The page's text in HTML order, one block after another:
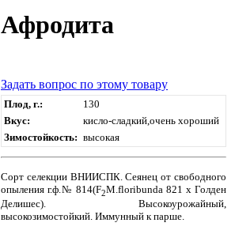
Афродита
Задать вопрос по этому товару
Плод, г.:
130
Вкус:
кисло-сладкий,очень хороший
Зимостойкость: высокая
Сорт селекции ВНИИСПК. Сеянец от свободного
опыления г.ф.№ 814(F2M.floribunda 821 х Голден
Делишес). Высокоурожайный,
высокозимостойкий. Иммунный к парше.